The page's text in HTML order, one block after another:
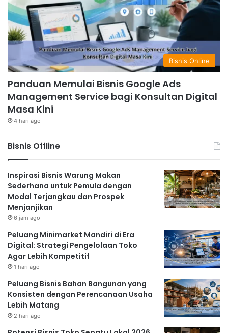
Bisnis Online
Panduan Memulai Bisnis Google Ads
Management Service bagi Konsultan Digital
Masa Kini
4 hari ago
Bisnis Offline
Inspirasi Bisnis Warung Makan
Sederhana untuk Pemula dengan
Modal Terjangkau dan Prospek
Menjanjikan
6 jam ago
Peluang Minimarket Mandiri di Era
Digital: Strategi Pengelolaan Toko
Agar Lebih Kompetitif
1 hari ago
Peluang Bisnis Bahan Bangunan yang
Konsisten dengan Perencanaan Usaha
Lebih Matang
2 hari ago